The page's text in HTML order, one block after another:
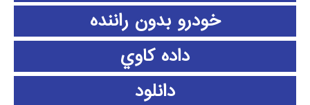
خودرو بدون راننده
داده كاوي
دانلود